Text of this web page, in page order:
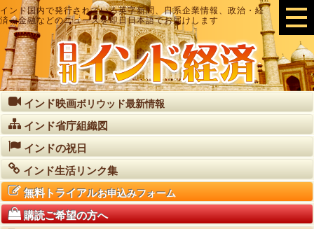
インド国内で発行されている英字新聞、日系企業情報、政治・経
済・金融などのニュースを即日日本語でお届けします
インド映画ボリウッド最新情報
インド省庁組織図
インドの祝日
インド生活リンク集
無料トライアルお申込みフォーム
購読ご希望の方へ